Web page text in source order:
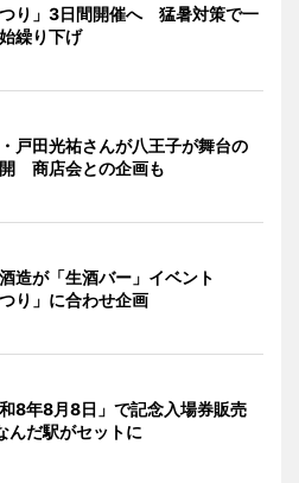
つり」3日間開催へ 猛暑対策で一
繰り下げ
戸田光祐さんが八王子が舞台の
商店会との企画も
造が「生酒バー」イベント
つり」に合わせ企画
8年8月8日」で記念入場券販売
だ駅がセットに